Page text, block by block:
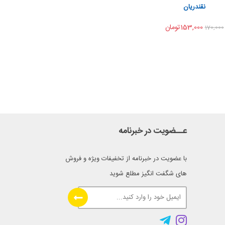
اشتراک گذاری
...
نقندریان
170,000153,000تومان
عــضویت در خبرنامه
با عضویت در خبرنامه از تخفیفات ویژه و فروش
های شگفت انگیز مطلع شوید